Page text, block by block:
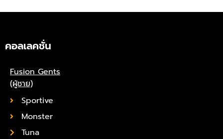
คอลเลคชั่น
Fusion Gents
(ผู้ชาย)
Sportive
Monster
Tuna